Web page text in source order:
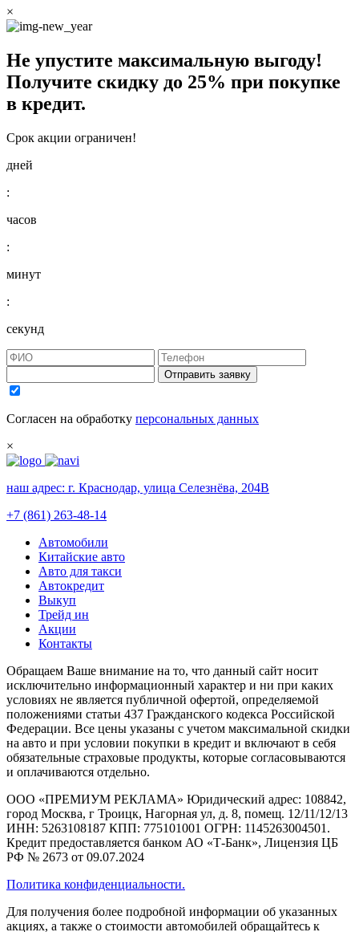
×
Не упустите максимальную выгоду!
Получите скидку до 25% при покупке
в кредит.
Срок акции ограничен!
дней
:
часов
:
минут
:
секунд
Отправить заявку
Согласен на обработку персональных данных
×
наш адрес: г. Краснодар, улица Селезнёва, 204В
+7 (861) 263-48-14
Автомобили
Китайские авто
Авто для такси
Автокредит
Выкуп
Трейд ин
Акции
Контакты
Обращаем Ваше внимание на то, что данный сайт носит
исключительно информационный характер и ни при каких
условиях не является публичной офертой, определяемой
положениями статьи 437 Гражданского кодекса Российской
Федерации. Все цены указаны с учетом максимальной скидки
на авто и при условии покупки в кредит и включают в себя
обязательные страховые продукты, которые согласовываются
и оплачиваются отдельно.
ООО «ПРЕМИУМ РЕКЛАМА» Юридический адрес: 108842,
город Москва, г Троицк, Нагорная ул, д. 8, помещ. 12/11/12/13
ИНН: 5263108187 КПП: 775101001 ОГРН: 1145263004501.
Кредит предоставляется банком АО «Т-Банк», Лицензия ЦБ
РФ № 2673 от 09.07.2024
Политика конфиденциальности.
Для получения более подробной информации об указанных
акциях, а также о стоимости автомобилей обращайтесь к